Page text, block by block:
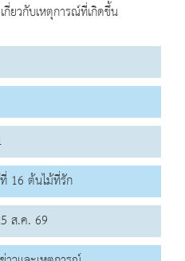
กี่ยวกับเหตุการณ์ที่เกิดขึ้น
16 ต้นไม้ที่รัก
ส.ค. 69